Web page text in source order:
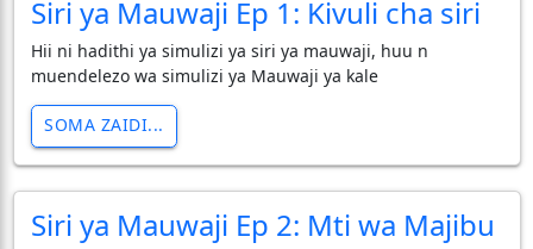
Siri ya Mauwaji Ep 1: Kivuli cha siri
Hii ni hadithi ya simulizi ya siri ya mauwaji, huu n
muendelezo wa simulizi ya Mauwaji ya kale
SOMA ZAIDI...
Siri ya Mauwaji Ep 2: Mti wa Majibu